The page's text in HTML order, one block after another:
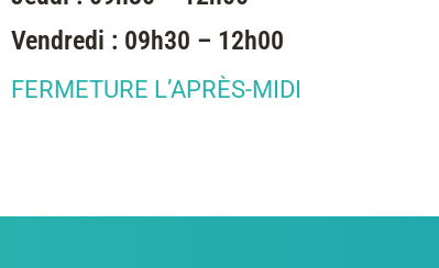
Vendredi : 09h30 – 12h00
FERMETURE L’APRÈS-MIDI